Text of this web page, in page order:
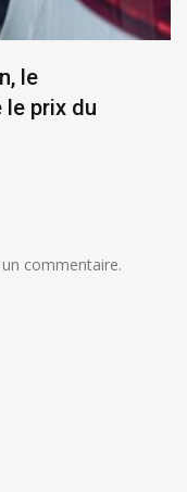
le
prix du
commentaire.